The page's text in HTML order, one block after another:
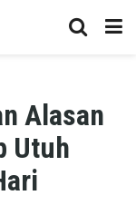
Alasan
Utuh